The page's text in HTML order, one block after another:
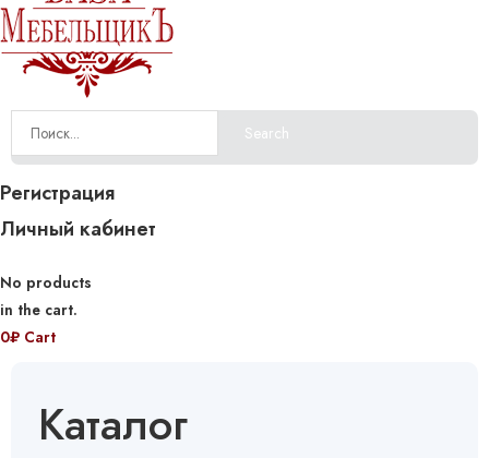
Search
Регистрация
Личный кабинет
No products
in the cart.
0₽ Cart
Каталог